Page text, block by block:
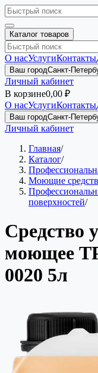
Каталог товаров
О насУслугиКонтакты
Ваш городСанкт-
Личный кабинет
В корзине0,00 ₽
О насУслугиКонтакты
Ваш городСанкт-
Личный кабинет
Главная/
Каталог/
Моющие
поверхностей/
Средство
моющее
0020 5л